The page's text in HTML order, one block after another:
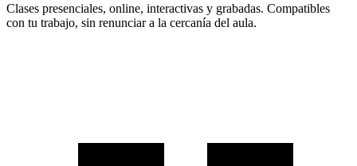
Clases presenciales, online, interactivas y grabadas. Compatibles
con tu trabajo, sin renunciar a la cercanía del aula.